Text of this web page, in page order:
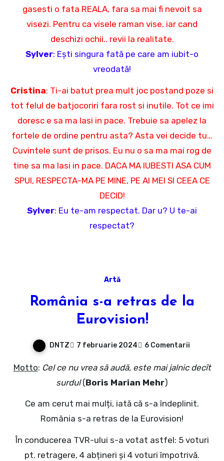
gasesti o fata REALA, fara sa mai fi nevoit sa
visezi. Pentru ca visele raman vise, iar cand
deschizi ochii.. revii la realitate.
Sylver: Ești singura fată pe care am iubit-o
vreodată!
Cristina: Ti-ai batut prea mult joc postand poze si
tot felul de batjocoriri fara rost si inutile. Tot ce imi
doresc e sa ma lasi in pace. Trebuie sa apelez la
fortele de ordine pentru asta? Asta vei decide tu…
Cuvintele sunt de prisos. Eu nu o sa ma mai rog de
tine sa ma lasi in pace. DACA MA IUBESTI ASA CUM
SPUI, RESPECTA-MA PE MINE, PE AI MEI SI CEEA CE
DECID!
Sylver: Eu te-am respectat. Dar u? U te-ai
respectat?
Artă
România s-a retras de la
Eurovision!
DNTZ 7 februarie 2024 6 Comentarii
Motto: Cel ce nu vrea să audă, este mai jalnic decît
surdul(Boris Marian Mehr)
Ce am cerut mai mulți, iată că s-a îndeplinit.
România s-a retras de la Eurovision!
În conducerea TVR-ului s-a votat astfel: 5 voturi
pt. retragere, 4 abțineri și 4 voturi împotrivă.